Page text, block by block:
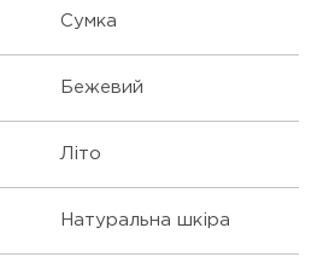
Сумка
Бежевий
Літо
Натуральна шкіра